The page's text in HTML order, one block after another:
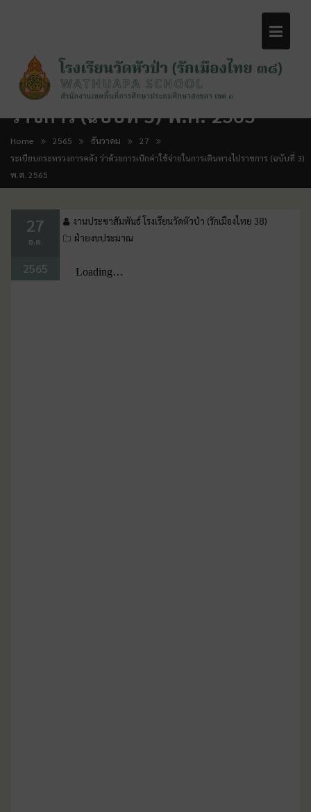
ระเบียบกระทรวงการคลัง ว่าด้วยการ
เบิกค่าใช้จ่ายในการเดินทางไป
ราชการ (ฉบับที่ 3) พ.ศ. 2565
Home 2565 ธันวาคม
27
ระเบียบกระทรวงการคลัง ว่าด้วยการเบิกค่าใช้จ่ายในการเดินทางไปราชการ (ฉบับที่ 3)
พ.ศ. 2565
27
ธ.ค.
2565
งานประชาสัมพันธ์ โรงเรียนวัดหัวป่า (รักเมืองไทย 38)
ฝ่ายงบประมาณ